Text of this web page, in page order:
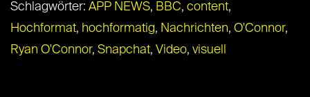
Schlagwörter: APP NEWS, BBC, content,
Hochformat, hochformatig, Nachrichten, O'Connor,
Ryan O'Connor, Snapchat, Video, visuell